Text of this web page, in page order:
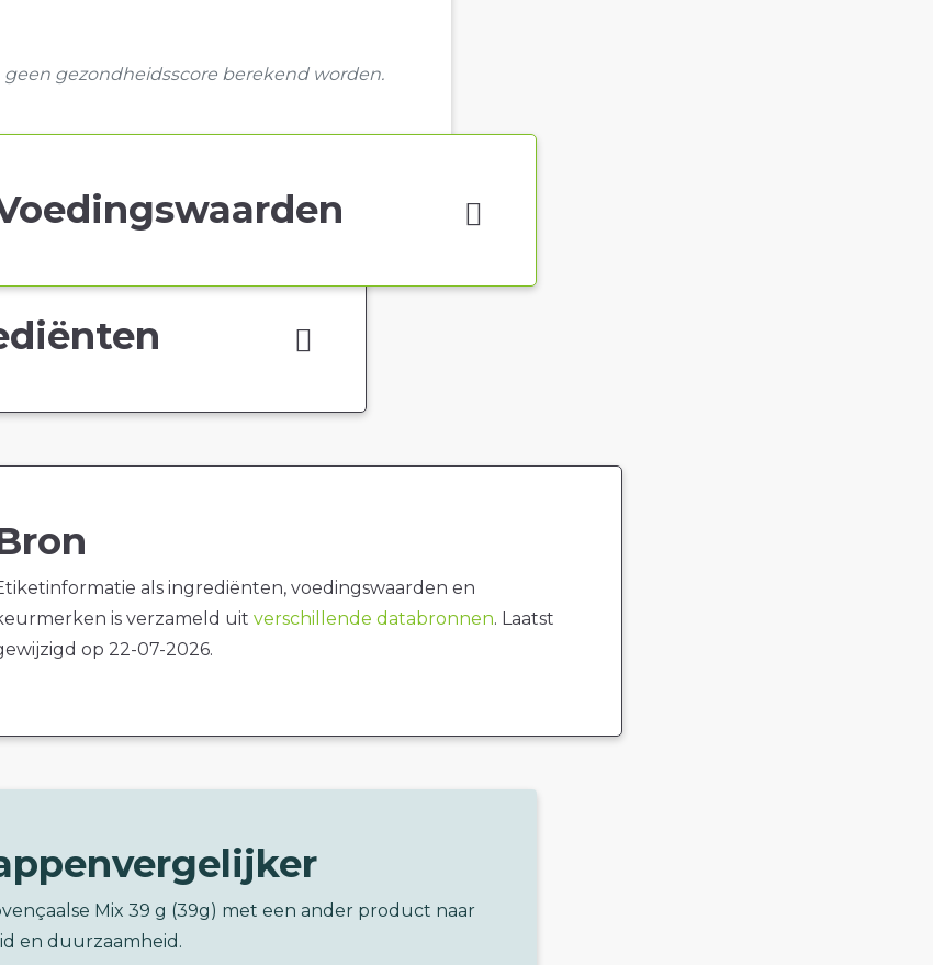
geen gezondheidsscore berekend worden.
als ingrediënten, voedingswaarden en
is verzameld uit verschillende databronnen. Laatst
op 22-07-2026.
Mix 39 g (39g) met een ander product naar
en duurzaamheid.